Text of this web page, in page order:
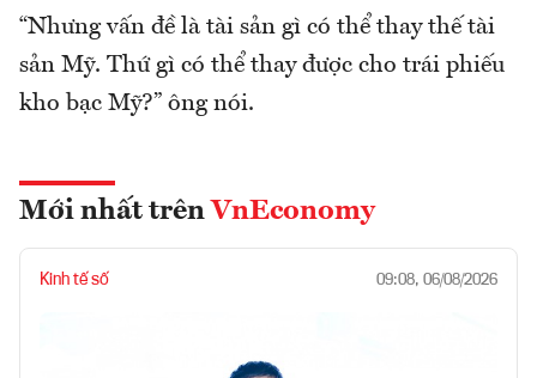
“Nhưng vấn đề là tài sản gì có thể thay thế tài
sản Mỹ. Thứ gì có thể thay được cho trái phiếu
kho bạc Mỹ?” ông nói.
Mới nhất trên VnEconomy
Kinh tế số 09:08, 06/08/2026